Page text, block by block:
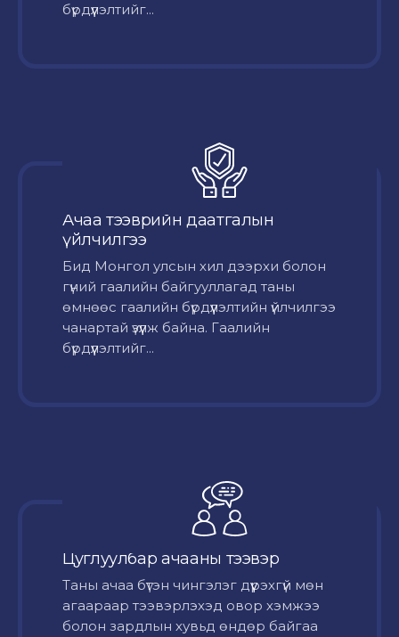
бүрдүүлэлтийг...
Ачаа тээврийн даатгалын
үйлчилгээ
Бид Монгол улсын хил дээрхи болон
гүний гаалийн байгууллагад таны
өмнөөс гаалийн бүрдүүлэлтийн үйлчилгээ
чанартай үзүүлж байна. Гаалийн
бүрдүүлэлтийг...
Цуглуулбар ачааны тээвэр
Таны ачаа бүтэн чингэлэг дүүрэхгүй мөн
агаараар тээвэрлэхэд овор хэмжээ
болон зардлын хувьд өндөр байгаа